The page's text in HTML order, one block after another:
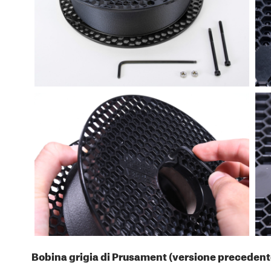
Bobina grigia di Prusament (versione